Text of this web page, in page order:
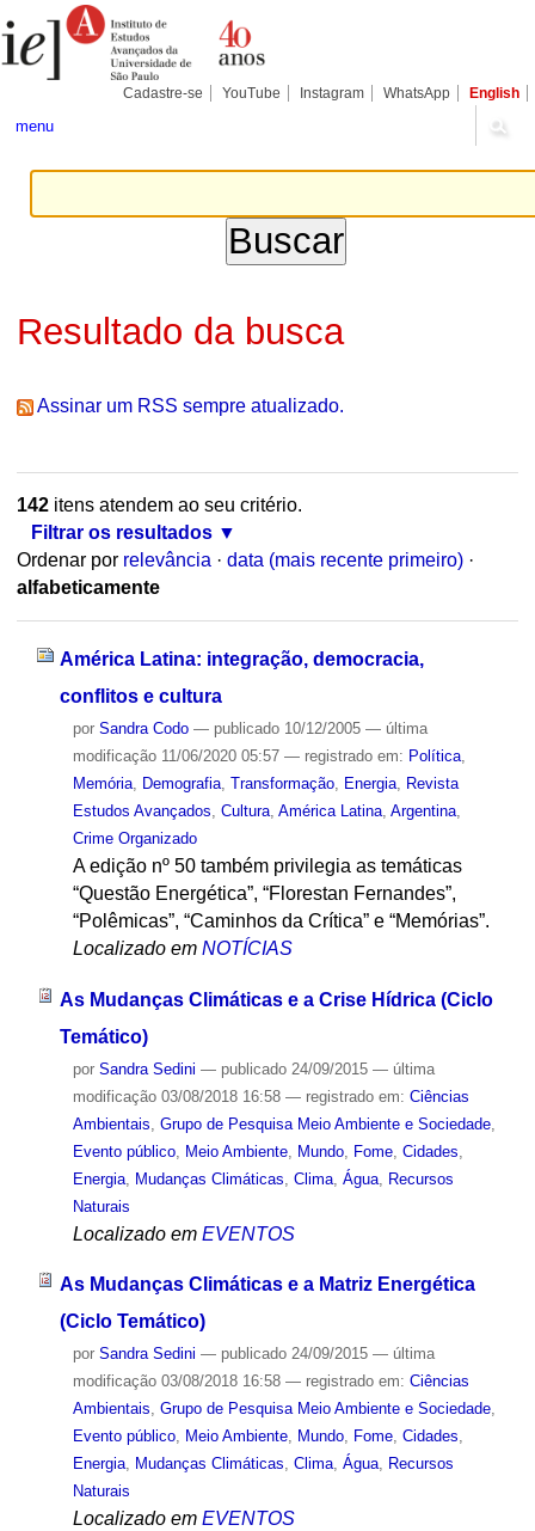
para
conteúdo.
Pessoais
Cadastre-se YouTube Instagram WhatsApp English
menu
Resultado da busca
Assinar um RSS sempre atualizado.
142itens atendem ao seu critério.
Filtrar os resultados
Ordenar por relevância · data (mais recente primeiro) ·
alfabeticamente
América Latina: integração, democracia,
conflitos e cultura
por Sandra Codo — publicado10/12/2005 — última
modificação11/06/2020 05:57 — registrado em: Política,
Memória, Demografia, Transformação, Energia,
Revista
Estudos Avançados Cultura, América Latina, Argentina,
Crime Organizado
A edição nº 50 também privilegia as temáticas
“Questão Energética”, “Florestan Fernandes”,
“Polêmicas”, “Caminhos da Crítica” e “Memórias”.
Localizado em NOTÍCIAS
As Mudanças Climáticas e a Crise Hídrica (Ciclo
Temático)
por Sandra Sedini — publicado24/09/2015 — última
modificação03/08/2018 16:58 — registrado em: Ciências
Ambientais Grupo de Pesquisa Meio Ambiente e Sociedade,
Evento público, Meio Ambiente, Mundo, Fome, Cidades
Energia, Mudanças Climáticas Clima, Água, Recursos
Naturais
Localizado em EVENTOS
As Mudanças Climáticas e a Matriz Energética
(Ciclo Temático)
por Sandra Sedini — publicado24/09/2015 — última
modificação03/08/2018 16:58 — registrado em: Ciências
Ambientais, Grupo de Pesquisa Meio Ambiente e Sociedade,
Evento público, Meio Ambiente, Mundo, Fome, Cidades,
Energia, Mudanças Climáticas, Clima, Água, Recursos
Naturais
Localizado em EVENTOS